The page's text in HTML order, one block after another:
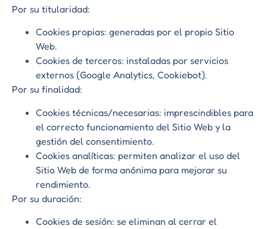
Por su titularidad:
Cookies propias: generadas por el propio Sitio
Web.
Cookies de terceros: instaladas por servicios
externos (Google Analytics, Cookiebot).
Por su finalidad:
Cookies técnicas/necesarias: imprescindibles para
el correcto funcionamiento del Sitio Web y la
gestión del consentimiento.
Cookies analíticas: permiten analizar el uso del
Sitio Web de forma anónima para mejorar su
rendimiento.
Por su duración:
Cookies de sesión: se eliminan al cerrar el